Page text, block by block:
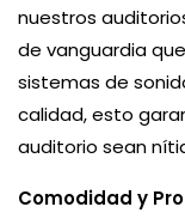
nuestros
de vanguardia
sistemas de
calidad, esto
auditorio sean
Comodidad y